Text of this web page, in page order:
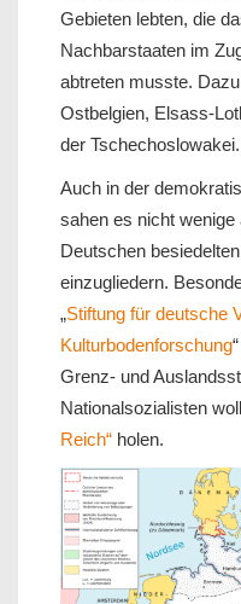
Gebieten lebten, die
Nachbarstaaten im
abtreten musste.
Ostbelgien, Elsass-
der Tschechoslowakei.
Auch in der
sahen es nicht
Deutschen
einzugliedern.
„Stiftung für deutsche
Kulturbodenforschung
Grenz- und
Nationalsozialisten
Reich“ holen.